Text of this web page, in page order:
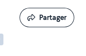
Partager
Partager